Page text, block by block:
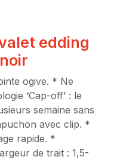
edding
ogive. * Ne
‘Cap-off’ : le
semaine sans
avec clip. *
rapide. *
de trait : 1,5-